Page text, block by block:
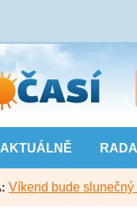
AKTUÁLNĚ
Víkend bude